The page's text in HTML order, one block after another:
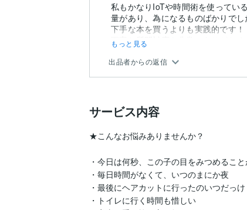
私もかなりIoTや時間術を使ってい
量があり、為になるものばかりでし
下手な本を買うよりも実践的です！
丁寧な質問対応も非常にありがた
もっと見る
出品者からの返信
サービス内容
★こんなお悩みありませんか？
・今日は何秒、この子の目をみつめるこ
・毎日時間がなくて、いつのまにか夜
・最後にヘアカットに行ったのいつだっけ
・トイレに行く時間も惜しい